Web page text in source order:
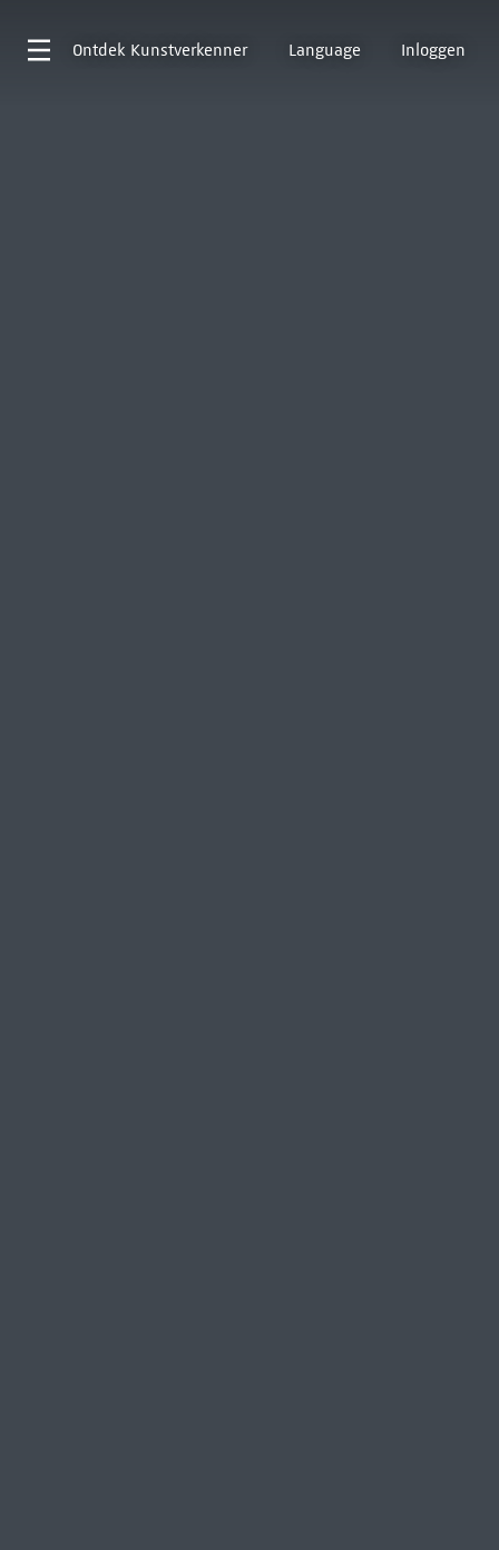
Ontdek Kunstverkenner Language Inloggen